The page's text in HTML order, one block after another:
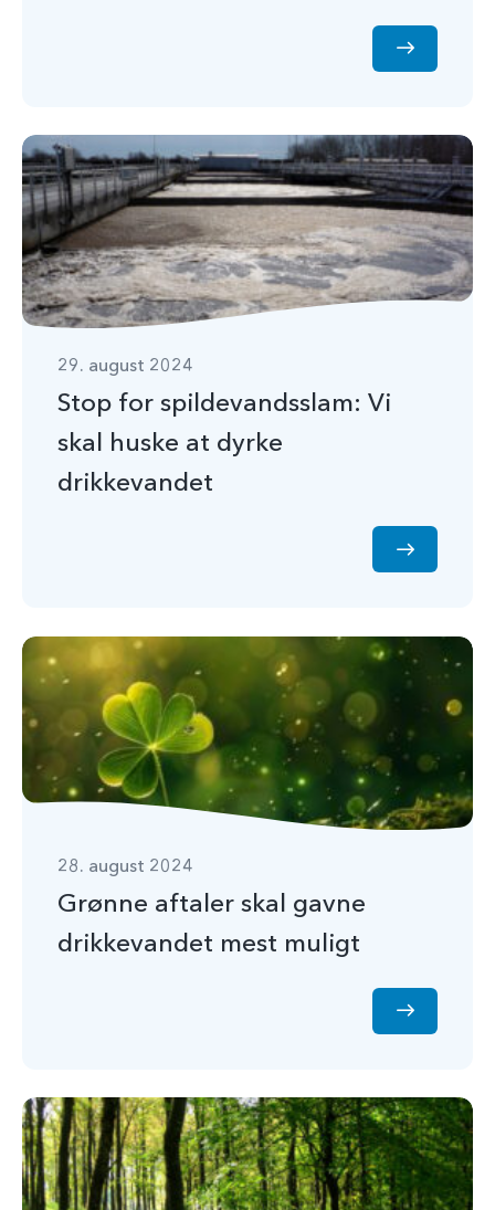
29. august 2024
Stop for spildevandsslam: Vi
skal huske at dyrke
drikkevandet
28. august 2024
Grønne aftaler skal gavne
drikkevandet mest muligt